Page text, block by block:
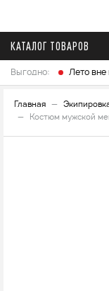
КАТАЛОГ ТОВАРОВ
Выгодно: Лето вне
Главная
Костюм мужской